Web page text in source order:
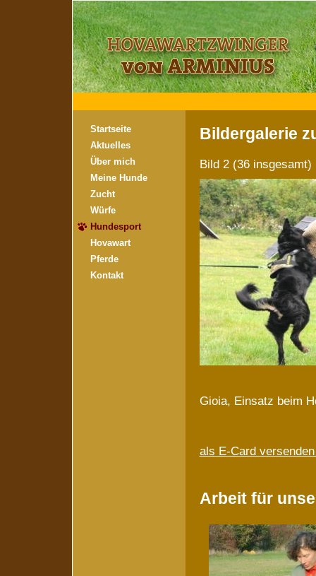
Startseite
Aktuelles
Über mich
Meine Hunde
Zucht
Würfe
Hundesport
Hovawart
Pferde
Kontakt
Bildergalerie
Bild 2 (36
Gioia, Einsatz beim
als E-Card
Arbeit für